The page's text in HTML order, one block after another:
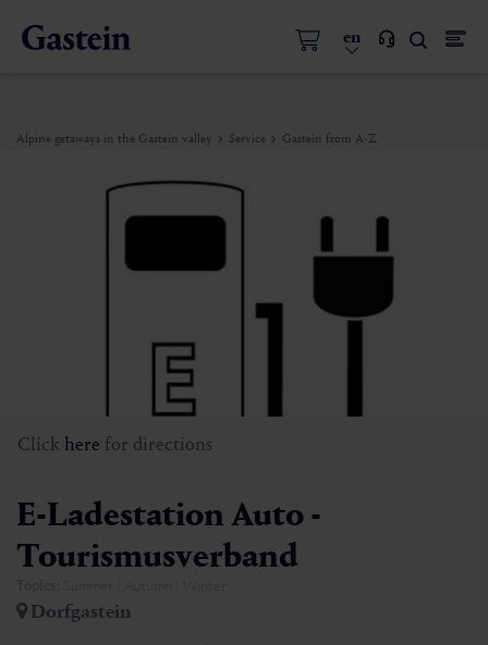
en
Alpine getaways in the Gastein valley Service Gastein from A-Z
Click here for directions
E-Ladestation Auto -
Tourismusverband
Dorfgastein